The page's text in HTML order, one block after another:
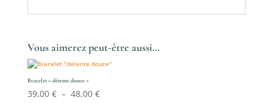
Vous aimerez peut-être aussi…
Bracelet « détente douce »
39,00 € – 48,00 €Plage